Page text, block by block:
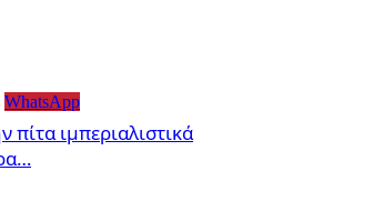
WhatsApp
ιμπεριαλιστικά